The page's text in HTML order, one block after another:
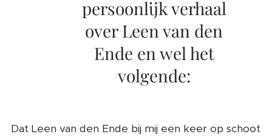
persoonlijk verhaal
over Leen van den
Ende en wel het
volgende:
Dat Leen van den Ende bij mij een keer op schoot